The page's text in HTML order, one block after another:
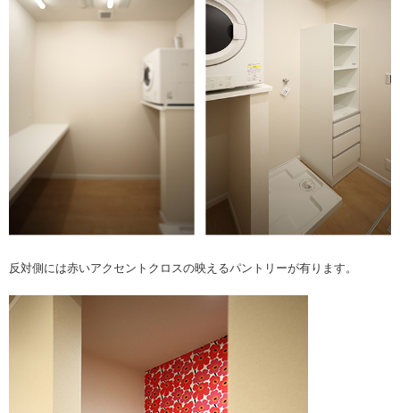
反対側には赤いアクセントクロスの映えるパントリーが有ります。